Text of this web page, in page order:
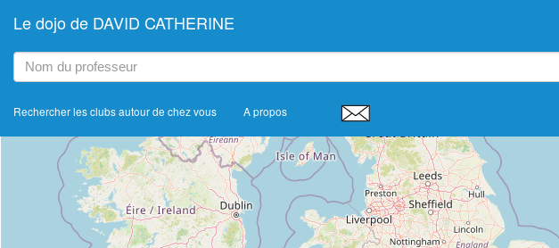
Le dojo de DAVID CATHERINE
Rechercher les clubs autour de chez vous A propos
−